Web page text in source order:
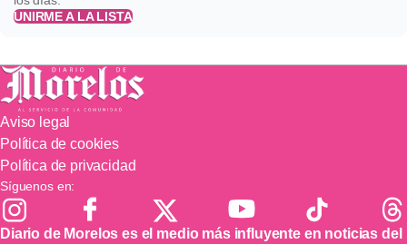
UNIRME A LA LISTA
Aviso legal
Política de cookies
Política de privacidad
Síguenos en:
Diario de Morelos es el medio más influyente en noticias del